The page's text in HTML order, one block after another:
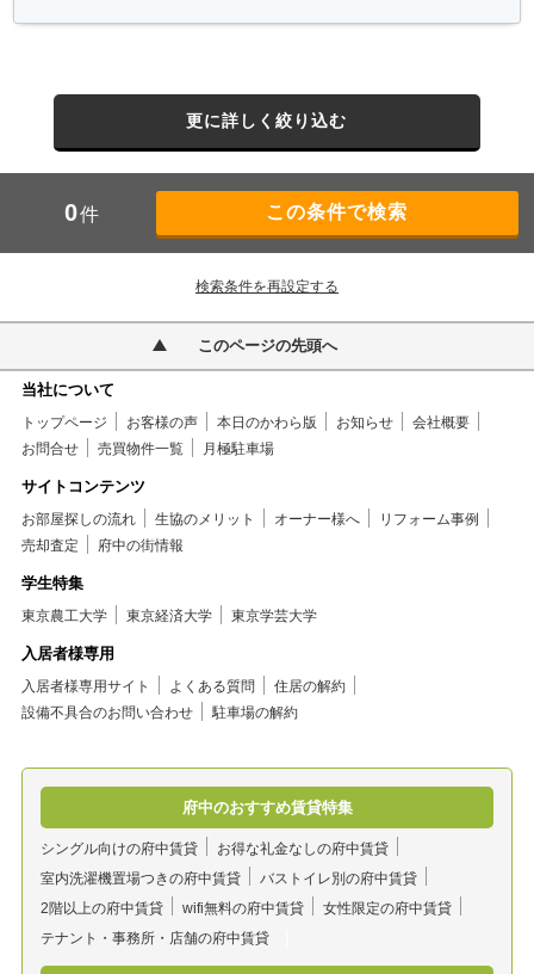
更に詳しく絞り込む
0件
検索条件を再設定する
このページの先頭へ
当社について
トップページ お客様の声 本日のかわら版 お知らせ
会社概要
お問合せ
売買物件一覧 月極駐車場
サイトコンテンツ
お部屋探しの流れ 生協のメリット オーナー様へ
リフォーム事例
売却査定
府中の街情報
学生特集
東京農工大学 東京経済大学 東京学芸大学
入居者様専用
入居者様専用サイト よくある質問
住居の解約
設備不具合のお問い合わせ
駐車場の解約
府中のおすすめ賃貸特集
シングル向けの府中賃貸
お得な礼金なしの府中賃貸
室内洗濯機置場つきの府中賃貸
バストイレ別の府中賃貸
2階以上の府中賃貸
wifi無料の府中賃貸
女性限定の府中賃貸
テナント・事務所・店舗の府中賃貸